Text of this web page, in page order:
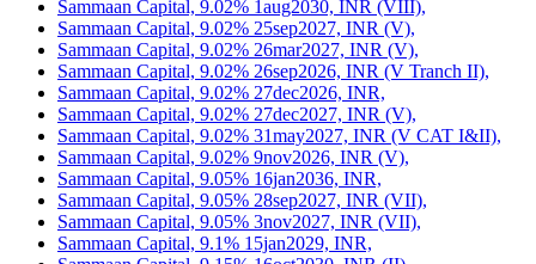
Sammaan Capital, 9.02% 1aug2030, INR (VIII),
Sammaan Capital, 9.02% 25sep2027, INR (V),
Sammaan Capital, 9.02% 26mar2027, INR (V),
Sammaan Capital, 9.02% 26sep2026, INR (V Tranch II),
Sammaan Capital, 9.02% 27dec2026, INR,
Sammaan Capital, 9.02% 27dec2027, INR (V),
Sammaan Capital, 9.02% 31may2027, INR (V CAT I&II),
Sammaan Capital, 9.02% 9nov2026, INR (V),
Sammaan Capital, 9.05% 16jan2036, INR,
Sammaan Capital, 9.05% 28sep2027, INR (VII),
Sammaan Capital, 9.05% 3nov2027, INR (VII),
Sammaan Capital, 9.1% 15jan2029, INR,